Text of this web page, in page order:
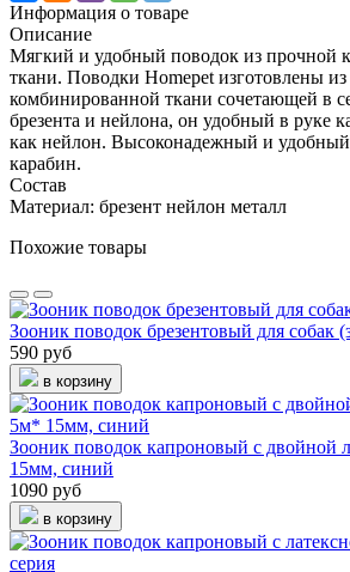
Информация о товаре
Описание
Мягкий и удобный поводок из прочной
ткани. Поводки Homepet изготовлены
комбинированной ткани сочетающей в
брезента и нейлона, он удобный в руке
как нейлон. Высоконадежный и
карабин.
Состав
Материал: брезент нейлон металл
Похожие товары
Зооник поводок брезентовый для собак
590 руб
в корзину
Зооник поводок капроновый с двойной
15мм, синий
1090 руб
в корзину